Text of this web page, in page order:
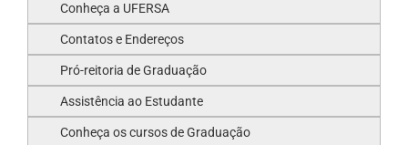
Conheça a UFERSA
Contatos e Endereços
Pró-reitoria de Graduação
Assistência ao Estudante
Conheça os cursos de Graduação